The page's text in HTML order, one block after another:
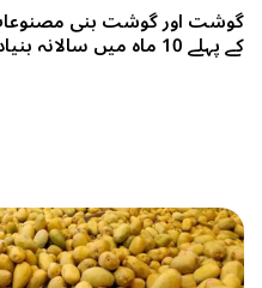
گوشت اور گوشت بنی
کے پہلے 10 ماہ میں سالانہ بنیادوں پر 24.37 فیصد اضافہ